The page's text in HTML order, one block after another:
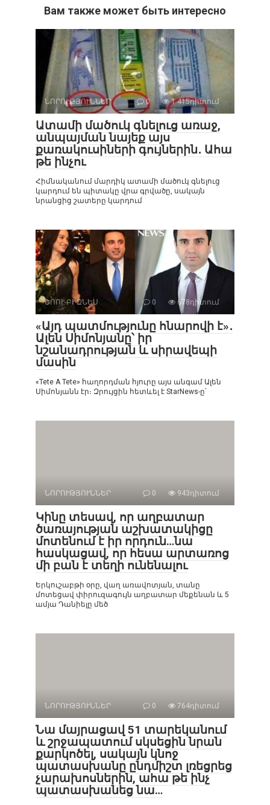
Вам также может быть интересно
ՆՈՐՈՒԹՅՈՒՆՆԵՐ 0 1 415դիտում
Ատամի մածուկ գնելուց առաջ,
անպայման նայեք այս
քառակուսիների գույներին․ Ահա
թե ինչու
Հիմնականում մարդիկ ատամի մածուկ գնելուց
կարդում են պիտակը վրա գրվածը, սակայն
նրանցից շատերը կարդում
ՇՈՈՒ-ԲԻԶՆԵՍ 0 678դիտում
«Այդ պատմությունը հնարովի է»․
Ալեն Սիմոնյանը՝ իր
նշանադրության և սիրավեպի
մասին
«Tete A Tete» հաղորդման հյուրը այս անգամ Ալեն
Սիմոնյանն էր։ Զրույցին հետևել է StarNews-ը՝
ՆՈՐՈՒԹՅՈՒՆՆԵՐ 0 943դիտում
Կինը տեսավ, որ աղբատար
ծառայության աշխատակիցը
մոտենում է իր որդուն…նա
հասկացավ, որ հեսա արտառոց
մի բան է տեղի ունենալու
Երկուշաբթի օրը, վաղ առավոտյան, տանը
մոտեցավ փիրուզագույն աղբատար մեքենան և 5
ամյա Դանիելը մեծ
ՆՈՐՈՒԹՅՈՒՆՆԵՐ 0 764դիտում
Նա մայրացավ 51 տարեկանում
և շրջապատում սկսեցին նրան
քարկոծել, սակայն կնոջ
պատասխանը ընդմիշտ լռեցրեց
չարախոսներին, ահա թե ինչ
պատասխանեց նա…